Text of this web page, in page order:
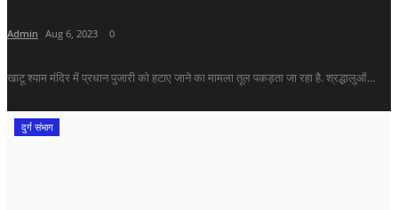
Admin Aug 6, 2023 0
खाटू श्याम मंदिर में प्रधान पुजारी को हटाए जाने का मामला तूल पकड़ता जा रहा है. श्रद्धालुओं...
दुर्ग संभाग